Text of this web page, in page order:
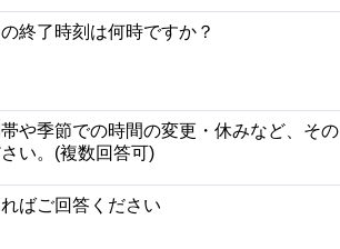
終了時刻は何時ですか？
や季節での時間の変更・休みなど、その
い。(複数回答可)
ばご回答ください